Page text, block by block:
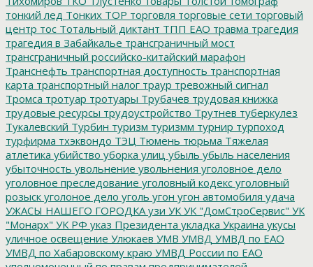
тонкий лед Тонких ТОР торговля торговые сети торговый
центр тос Тотальный диктант ТПП ЕАО травма трагедия
трагедия в Забайкалье трансграничный мост
трансграничный российско-китайский марафон
Транснефть транспортная доступность транспортная
карта транспортный налог траур тревожный сигнал
Тромса тротуар тротуары Трубачев трудовая книжка
трудовые ресурсы трудоустройство Трутнев туберкулез
Тукалевский Турбин туризм туризмм турнир турпоход
турфирма тхэквондо ТЭЦ Тюмень тюрьма Тяжелая
атлетика убийство уборка улиц убыль убыль населения
убыточность увольнение увольнения уголовное дело
уголовное преследование уголовный кодекс уголовный
розыск уголоное дело уголь угон угон автомобиля удача
УЖАСЫ НАШЕГО ГОРОДКА узи УК УК "ДомСтроСервис" УК
"Монарх" УК РФ указ Президента укладка Украина укусы
уличное освещение Улюкаев УМВ УМВД УМВД по ЕАО
УМВД по Хабаровскому краю УМВД России по ЕАО